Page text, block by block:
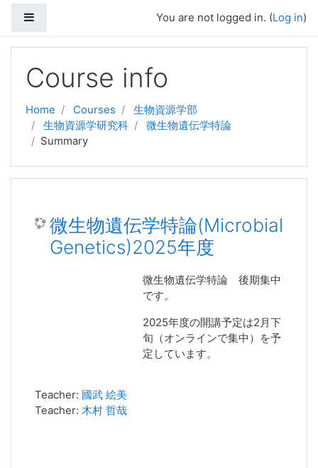
You are not logged in. (Log in)
Course info
Home Courses
生物資源学部
生物資源学研究科
微生物遺伝学特論
Summary
微生物遺伝学特論(Microbial
Genetics)2025年度
微生物遺伝学特論 後期集中
です。
2025年度の開講予定は2月下
旬（オンラインで集中）を予
定しています。
Teacher: 國武 絵美
Teacher: 木村 哲哉